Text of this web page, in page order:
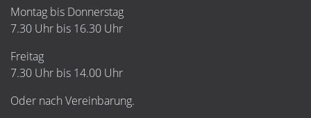
Montag bis Donnerstag
7.30 Uhr bis 16.30 Uhr
Freitag
7.30 Uhr bis 14.00 Uhr
Oder nach Vereinbarung.